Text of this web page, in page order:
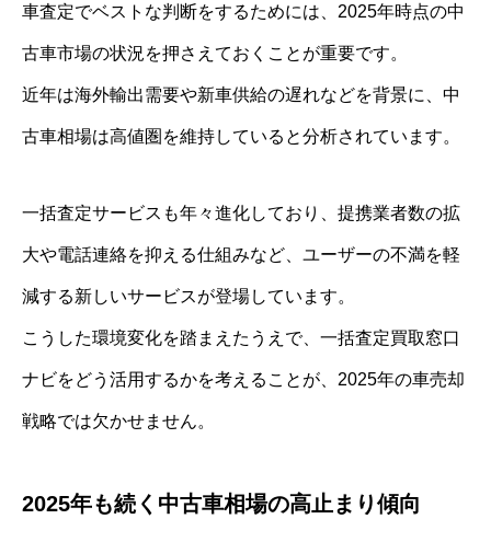
車査定でベストな判断をするためには、2025年時点の中
古車市場の状況を押さえておくことが重要です。
近年は海外輸出需要や新車供給の遅れなどを背景に、中
古車相場は高値圏を維持していると分析されています。
一括査定サービスも年々進化しており、提携業者数の拡
大や電話連絡を抑える仕組みなど、ユーザーの不満を軽
減する新しいサービスが登場しています。
こうした環境変化を踏まえたうえで、一括査定買取窓口
ナビをどう活用するかを考えることが、2025年の車売却
戦略では欠かせません。
2025年も続く中古車相場の高止まり傾向